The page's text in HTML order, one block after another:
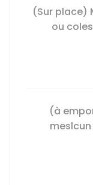
(Sur place)
ou
(à